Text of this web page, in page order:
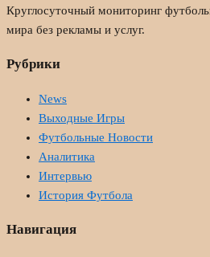
Круглосуточный мониторинг
мира без рекламы и услуг.
Рубрики
News
Выходные Игры
Футбольные Новости
Аналитика
Интервью
История Футбола
Навигация